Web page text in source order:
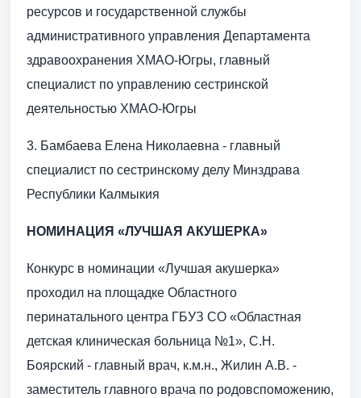
ресурсов и государственной службы
административного управления Департамента
здравоохранения ХМАО-Югры, главный
специалист по управлению сестринской
деятельностью ХМАО-Югры
3. Бамбаева Елена Николаевна - главный
специалист по сестринскому делу Минздрава
Республики Калмыкия
НОМИНАЦИЯ «ЛУЧШАЯ АКУШЕРКА»
Конкурс в номинации «Лучшая акушерка»
проходил на площадке Областного
перинатального центра ГБУЗ СО «Областная
детская клиническая больница №1», С.Н.
Боярский - главный врач, к.м.н., Жилин А.В. -
заместитель главного врача по родовспоможению,